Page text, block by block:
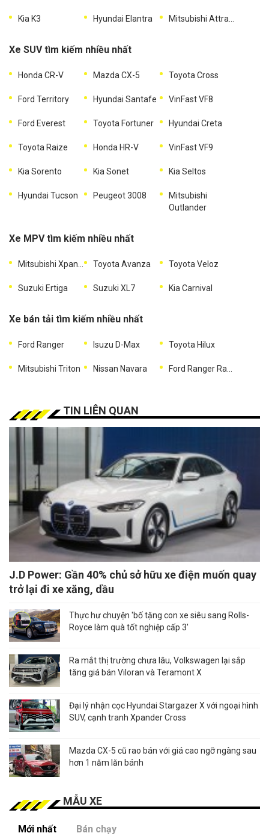
Kia K3 Hyundai Elantra
Xe SUV tìm kiếm nhiều nhất
Honda CR-V Mazda CX-5 Toyota Cross
Ford Territory Hyundai Santafe VinFast VF8
Ford Everest Toyota Fortuner Hyundai Creta
Toyota Raize Honda HR-V VinFast VF9
Kia Sorento Kia Sonet Kia Seltos
Hyundai Tucson Peugeot 3008
Mitsubishi
Outlander
Xe MPV tìm kiếm nhiều nhất
Toyota Avanza Toyota Veloz
Suzuki Ertiga Suzuki XL7 Kia Carnival
Xe bán tải tìm kiếm nhiều nhất
Ford Ranger Isuzu D-Max Toyota Hilux
Mitsubishi Triton Nissan Navara
TIN LIÊN QUAN
J.D Power: Gần 40% chủ sở hữu xe điện muốn quay
trở lại đi xe xăng, dầu
Thực hư chuyện 'bố tặng con xe siêu sang Rolls-
Royce làm quà tốt nghiệp cấp 3'
Ra mắt thị trường chưa lâu, Volkswagen lại sắp
tăng giá bán Viloran và Teramont X
Đại lý nhận cọc Hyundai Stargazer X với ngoại hình
SUV, cạnh tranh Xpander Cross
Mazda CX-5 cũ rao bán với giá cao ngỡ ngàng sau
hơn 1 năm lăn bánh
MẪU XE
Mới nhất Bán chạy